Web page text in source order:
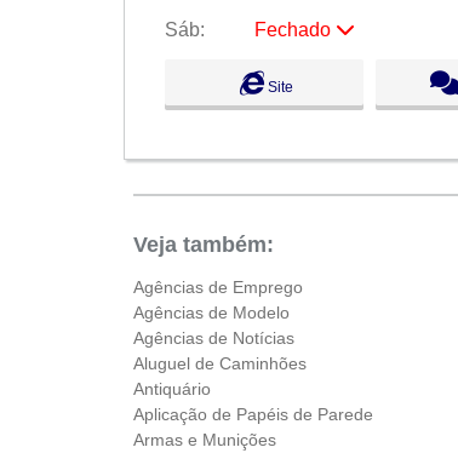
Sáb:
Fechado
09:00 - 18:00
09:00 - 18:00
Qua:
09:00 - 18:00
Sex:
09:00 - 18:00
Dom:
Fechado
Site
Veja também:
Agências de Emprego
Agências de Modelo
Agências de Notícias
Aluguel de Caminhões
Antiquário
Aplicação de Papéis de Parede
Armas e Munições